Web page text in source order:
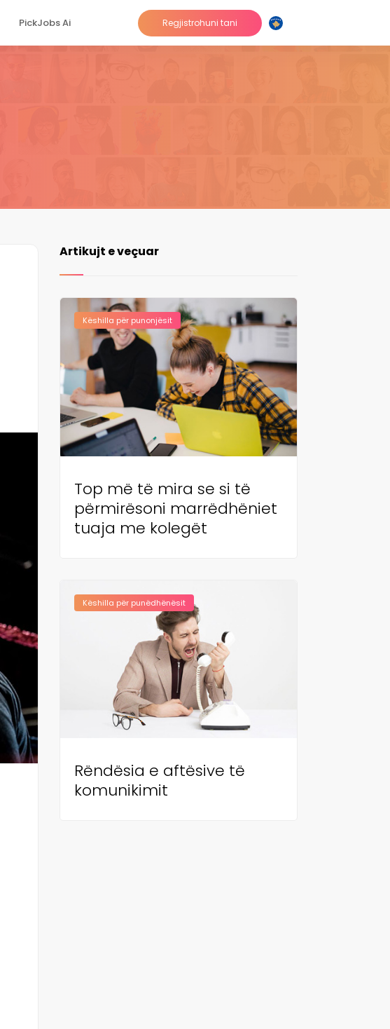
PickJobs Ai Regjistrohuni tani
Artikujt e veçuar
Këshilla për punonjësit
Top më të mira se si të
përmirësoni marrëdhëniet
tuaja me kolegët
Këshilla për punëdhënësit
Rëndësia e aftësive të
komunikimit